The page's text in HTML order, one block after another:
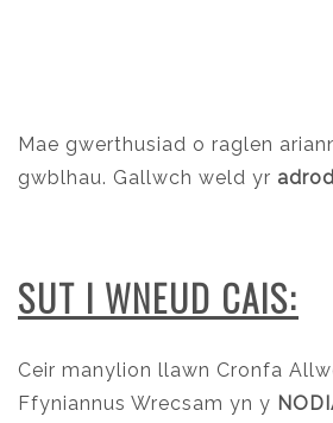
Mae gwerthusiad o raglen
gwblhau. Gallwch weld yr
SUT I WNEUD CAIS:
Ceir manylion llawn Cronfa
Ffyniannus Wrecsam yn y